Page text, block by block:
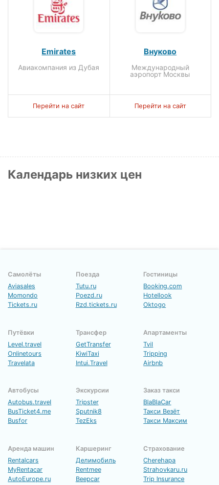
Emirates
Авиакомпания из Дубая
Перейти на сайт
Внуково
Международный
аэропорт Москвы
Перейти на сайт
Календарь низких цен
Самолёты
Aviasales
Momondo
Tickets.ru
Поезда
Tutu.ru
Poezd.ru
Rzd.tickets.ru
Гостиницы
Booking.com
Hotellook
Oktogo
Путёвки
Level.travel
Onlinetours
Travelata
Трансфер
GetTransfer
KiwiTaxi
Intui.Travel
Апартаменты
Tvil
Tripping
Airbnb
Автобусы
Autobus.travel
BusTicket4.me
Busfor
Экскурсии
Tripster
Sputnik8
TezEks
Заказ такси
BlaBlaCar
Такси Везёт
Такси Максим
Аренда машин
Rentalcars
MyRentacar
AutoEurope.ru
Каршеринг
Делимобиль
Rentmee
Beepcar
Страхование
Cherehapa
Strahovkaru.ru
Trip Insurance